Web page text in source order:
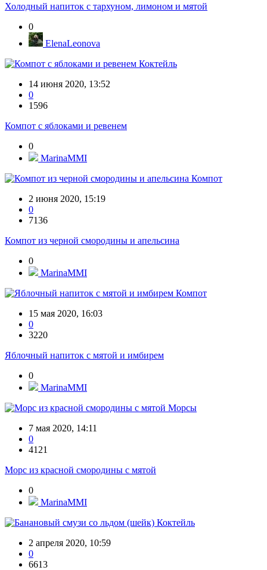
Холодный напиток с тархуном, лимоном и мятой
0
ElenaLeonova
Коктейль
14 июня 2020, 13:52
0
1596
Компот с яблоками и ревенем
0
MarinaMMI
Компот
2 июня 2020, 15:19
0
7136
Компот из черной смородины и апельсина
0
MarinaMMI
Компот
15 мая 2020, 16:03
0
3220
Яблочный напиток с мятой и имбирем
0
MarinaMMI
Морсы
7 мая 2020, 14:11
0
4121
Морс из красной смородины с мятой
0
MarinaMMI
Коктейль
2 апреля 2020, 10:59
0
6613